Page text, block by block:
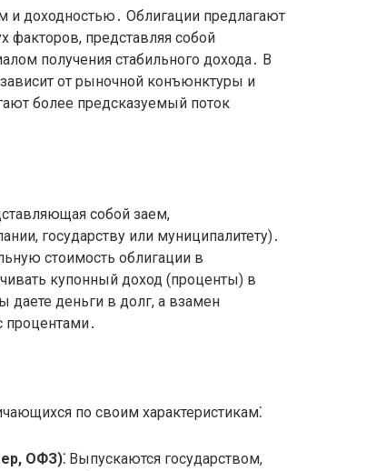
доходностью․ Облигации предлагают
факторов, представляя собой
получения стабильного дохода․ В
от рыночной конъюнктуры и
более предсказуемый поток
собой заем,
государству или муниципалитету)․
стоимость облигации в
купонный доход (проценты) в
даете деньги в долг, а взамен
процентами․
по своим характеристикам⁚
ОФЗ)⁚ Выпускаются государством,